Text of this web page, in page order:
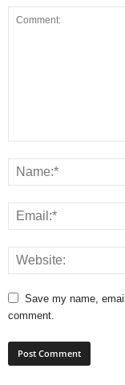
Save my name,
comment.